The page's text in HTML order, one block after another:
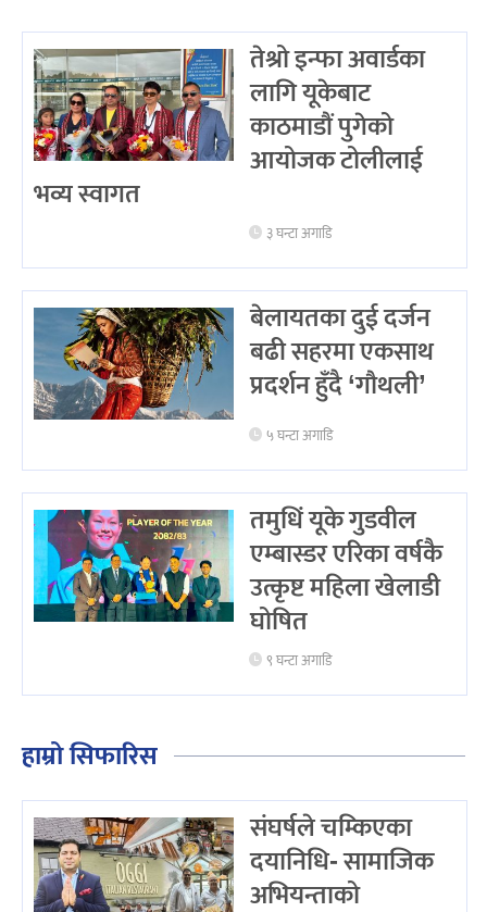
तेश्रो इन्फा अवार्डका
लागि यूकेबाट
काठमाडौं पुगेको
आयोजक टोलीलाई
भव्य स्वागत
३ घन्टा अगाडि
बेलायतका दुई दर्जन
बढी सहरमा एकसाथ
प्रदर्शन हुँदै ‘गौथली’
५ घन्टा अगाडि
तमुधिं यूके गुडवील
एम्बास्डर एरिका वर्षकै
उत्कृष्ट महिला खेलाडी
घोषित
९ घन्टा अगाडि
हाम्रो सिफारिस
संघर्षले चम्किएका
दयानिधि- सामाजिक
अभियन्ताको